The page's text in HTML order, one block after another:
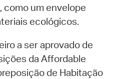
um envelope
ecológicos.
a ser aprovado de
da Affordable
de Habitação